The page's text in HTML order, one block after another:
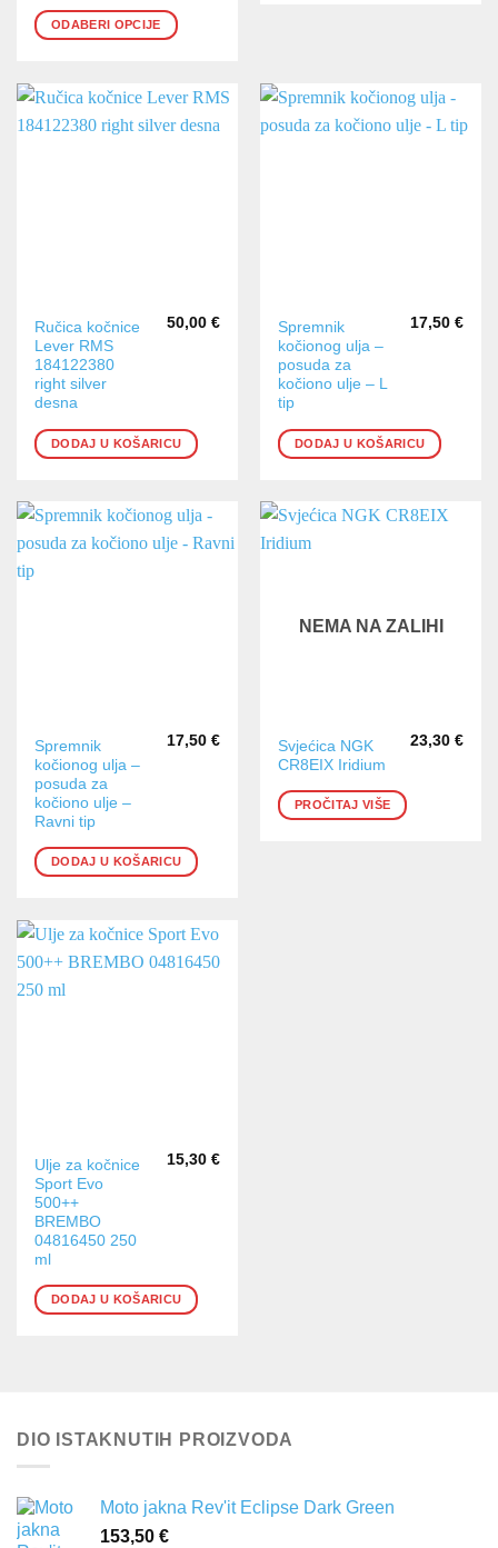
ODABERI OPCIJE
se
mogu
stranici
proizvoda
Ručica kočnice
Lever RMS
184122380
right silver
desna
50,00 €
DODAJ U KOŠARICU
Spremnik
kočionog ulja –
posuda za
kočiono ulje – L
tip
17,50 €
DODAJ U KOŠARICU
Spremnik
kočionog ulja –
posuda za
kočiono ulje –
Ravni tip
17,50 €
DODAJ U KOŠARICU
NEMA NA ZALIHI
Svjećica NGK
CR8EIX Iridium
23,30 €
PROČITAJ VIŠE
Ulje za kočnice
Sport Evo
500++
BREMBO
04816450 250
ml
15,30 €
DODAJ U KOŠARICU
DIO ISTAKNUTIH PROIZVODA
Moto jakna Rev'it Eclipse Dark Green
153,50 €